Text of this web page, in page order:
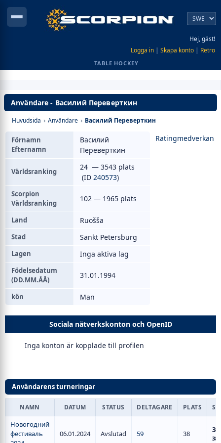
Hej, gäst!
Logga in | Skapa konto | Retro
TABLE HOCKEY
Användare - Василий Переверткин
Huvudsida › Användare › Василий Переверткин
Ratingmedverkan
Förnamn
Efternamn
Василий
Переверткин
Världsranking
24 — 3543 plats
(ID 240573)
Scorpion
Världsranking
102 — 1965 plats
Land Ruošša
Stad Sankt Petersburg
Lagen Inga aktiva lag
Födelsedatum
(DD.MM.ÅÅ)
31.01.1994
kön Man
Sociala nätverkskonton och OpenID
Inga konton är kopplade till profilen
Användarens turneringar
NAMN DATUM STATUS DELTAGARE PLATS
Новогодний
фестиваль
06.01.2024 Avslutad 59 38 30
38